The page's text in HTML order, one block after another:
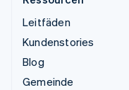
Leitfäden
Kundenstories
Blog
Gemeinde